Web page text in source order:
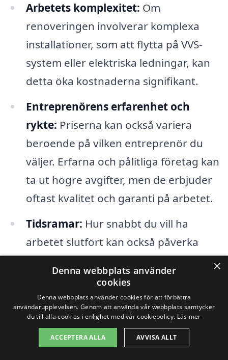
Arbetets komplexitet: Om
renoveringen involverar komplexa
installationer, som att flytta på VVS-
system eller elektriska ledningar, kan
detta öka kostnaderna signifikant.
Entreprenörens erfarenhet och
rykte: Priserna kan också variera
beroende på vilken entreprenör du
väljer. Erfarna och pålitliga företag kan
ta ut högre avgifter, men de erbjuder
oftast kvalitet och garanti på arbetet.
Tidsramar: Hur snabbt du vill ha
arbetet slutfört kan också påverka
kostnaderna. Om du behöver en
snabb renovering kan det leda till
högre priser.
Det är också viktigt att överväga att
inhämtning av flera offerter kan hjälpa
×
Denna webbplats använder
cookies
Denna webbplats använder cookies för att förbättra
användarupplevelsen. Genom att använda vår webbplats samtycker
du till alla cookies i enlighet med vår cookiepolicy. Läs mer
ACCEPTERA ALLA AVVISA ALLT